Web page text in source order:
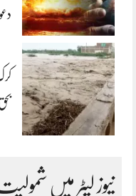
نیوز لیٹر میں